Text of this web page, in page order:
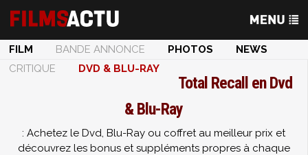
FILM BANDE ANNONCE PHOTOS
NEWS
CRITIQUE
DVD & BLU-RAY
Total Recall en Dvd
& Blu-Ray
: Achetez le Dvd, Blu-Ray ou coffret au meilleur prix et
découvrez les bonus et suppléments propres à chaque